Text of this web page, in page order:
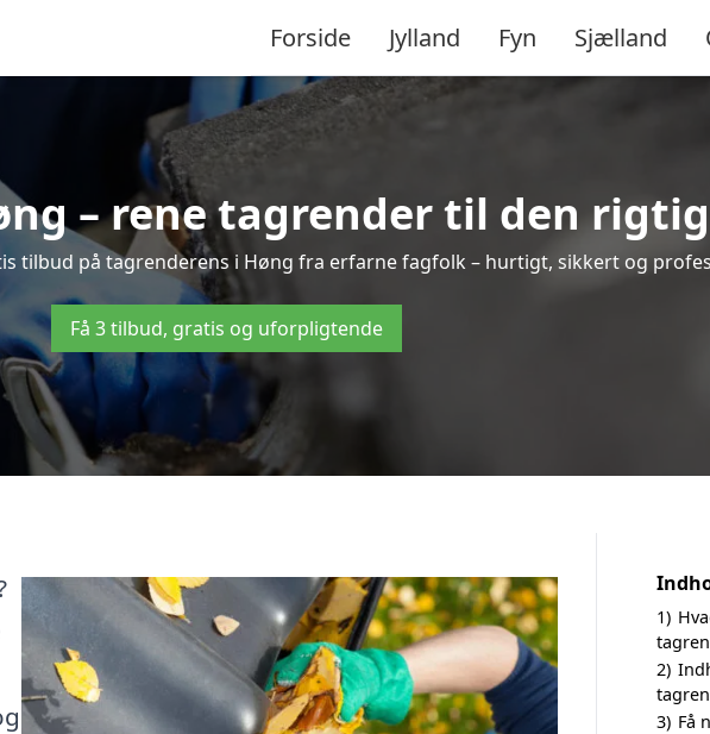
Forside Jylland Fyn Sjælland
– rene tagrender til den
tilbud på tagrenderens i Høng fra erfarne fagfolk – hurtigt, sikkert og
Få 3 tilbud, gratis og uforpligtende
1)
2)
3) Få